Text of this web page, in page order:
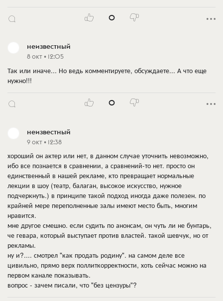
0
неизвестный
8 окт • 12:05
Так или иначе... Но ведь комментируете, обсуждаете... А что еще
нужно!!!
0
неизвестный
9 окт • 12:38
хороший он актер или нет, в данном случае уточнить невозможно,
ибо все познается в сравнении, а сравнений-то нет. просто он
единственный в нашей рекламе, кто превращает нормальные
лекции в шоу (театр, балаган, высокое искусство, нужное
подчеркнуть.) в принципе такой подход иногда даже полезен. по
крайней мере переполненные залы имеют место быть, многим
нравится.
мне другое смешно. если судить по анонсам, он чуть ли не бунтарь,
че гевара, который выступает против властей. такой шевчук, но от
рекламы.
ну и?.... смотрел "как продать родину". на самом деле все
цивильно, прямо верх поллиткорректности, хоть сейчас можно на
первом канале показывать.
вопрос - зачем писали, что "без цензуры"?